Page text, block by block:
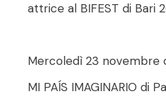
attrice al BIFEST di Bari
Mercoledì 23 novembre
MI PAÍS IMAGINARIO di